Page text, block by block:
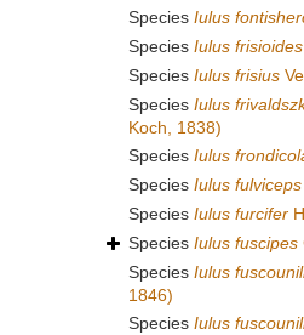
Species Iulus
Species Iulus frisioides
Species Iulus frisius
Species Iulus
Koch, 1838)
Species Iulus
Species Iulus fulviceps
Species Iulus furcifer
Species Iulus fuscipes
Species Iulus
1846)
Species Iulus